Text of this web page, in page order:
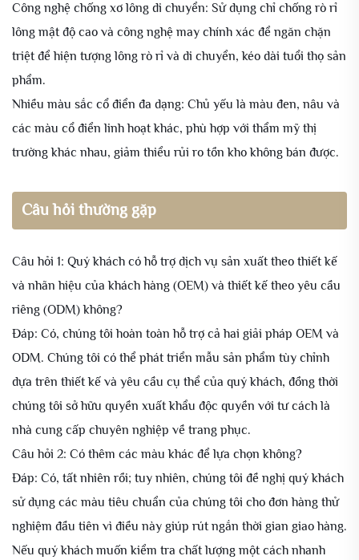
Công nghệ chống xơ lông di chuyển: Sử dụng chỉ chống rò rỉ
lông mật độ cao và công nghệ may chính xác để ngăn chặn
triệt để hiện tượng lông rò rỉ và di chuyển, kéo dài tuổi thọ sản
phẩm.
Nhiều màu sắc cổ điển đa dạng: Chủ yếu là màu đen, nâu và
các màu cổ điển linh hoạt khác, phù hợp với thẩm mỹ thị
trường khác nhau, giảm thiểu rủi ro tồn kho không bán được.
Câu hỏi thường gặp
Câu hỏi 1: Quý khách có hỗ trợ dịch vụ sản xuất theo thiết kế
và nhãn hiệu của khách hàng (OEM) và thiết kế theo yêu cầu
riêng (ODM) không?
Đáp: Có, chúng tôi hoàn toàn hỗ trợ cả hai giải pháp OEM và
ODM. Chúng tôi có thể phát triển mẫu sản phẩm tùy chỉnh
dựa trên thiết kế và yêu cầu cụ thể của quý khách, đồng thời
chúng tôi sở hữu quyền xuất khẩu độc quyền với tư cách là
nhà cung cấp chuyên nghiệp về trang phục.
Câu hỏi 2: Có thêm các màu khác để lựa chọn không?
Đáp: Có, tất nhiên rồi; tuy nhiên, chúng tôi đề nghị quý khách
sử dụng các màu tiêu chuẩn của chúng tôi cho đơn hàng thử
nghiệm đầu tiên vì điều này giúp rút ngắn thời gian giao hàng.
Nếu quý khách muốn kiểm tra chất lượng một cách nhanh